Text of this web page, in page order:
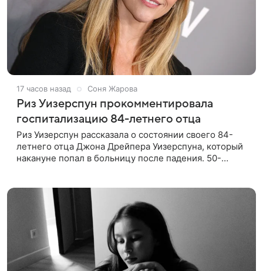
17 часов назад Соня Жарова
Риз Уизерспун прокомментировала
госпитализацию 84-летнего отца
Риз Уизерспун рассказала о состоянии своего 84-
летнего отца Джона Дрейпера Уизерспуна, который
накануне попал в больницу после падения. 50-